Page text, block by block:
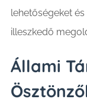
lehetőségeket
illeszkedő
Állami